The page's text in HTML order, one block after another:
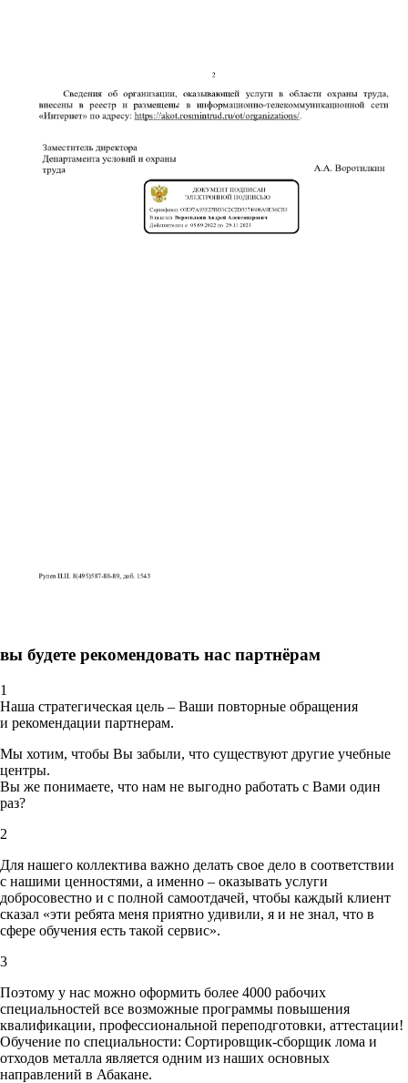
вы будете рекомендовать нас партнёрам
1
Наша стратегическая цель – Ваши повторные обращения
и рекомендации партнерам.
Мы хотим, чтобы Вы забыли, что существуют другие учебные
центры.
Вы же понимаете, что нам не выгодно работать с Вами один
раз?
2
Для нашего коллектива важно делать свое дело в соответствии
с нашими ценностями, а именно – оказывать услуги
добросовестно и с полной самоотдачей, чтобы каждый клиент
сказал «эти ребята меня приятно удивили, я и не знал, что в
сфере обучения есть такой сервис».
3
Поэтому у нас можно оформить более 4000 рабочих
специальностей все возможные программы повышения
квалификации, профессиональной переподготовки, аттестации!
Обучение по специальности: Сортировщик-сборщик лома и
отходов металла является одним из наших основных
направлений в Абакане.